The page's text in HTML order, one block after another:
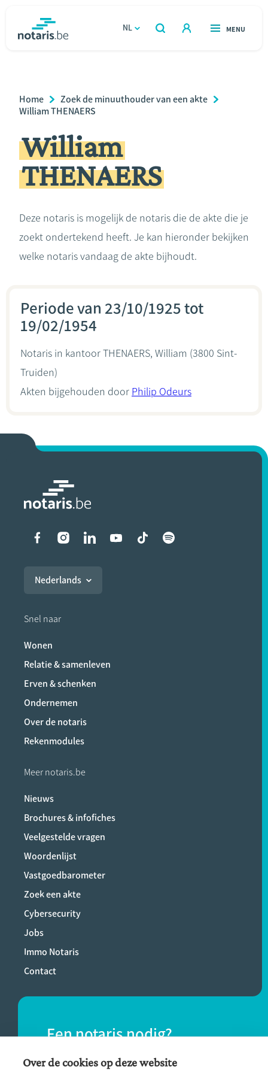
gaan
NL
OPEN
ZOEKEN
OPEN
MENU
Relatie & samenleven
Erven & schenken
Ondernemen
Rekenmodules
Breadcrumb
Home
Zoek de minuuthouder van een akte
William THENAERS
William
THENAERS
Deze notaris is mogelijk de notaris die de akte die je
zoekt ondertekend heeft. Je kan hieronder bekijken
welke notaris vandaag de akte bijhoudt.
Periode van 23/10/1925 tot
19/02/1954
Notaris in kantoorTHENAERS, William (3800 Sint-
Truiden)
Akten bijgehouden door Philip Odeurs
Liens vers les réseaux
Nederlands
Snel naar
Wonen
Relatie & samenleven
Erven & schenken
Ondernemen
Over de notaris
Rekenmodules
Meer notaris.be
Nieuws
Brochures & infofiches
Veelgestelde vragen
Woordenlijst
Vastgoedbarometer
Zoek een akte
Cybersecurity
Jobs
Immo Notaris
Contact
Een notaris nodig?
Vind eenvoudig een notaris bij jou in de
Over de cookies op deze website